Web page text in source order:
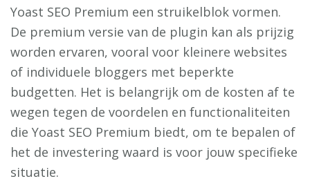
Yoast SEO Premium een struikelblok vormen.
De premium versie van de plugin kan als prijzig
worden ervaren, vooral voor kleinere websites
of individuele bloggers met beperkte
budgetten. Het is belangrijk om de kosten af te
wegen tegen de voordelen en functionaliteiten
die Yoast SEO Premium biedt, om te bepalen of
het de investering waard is voor jouw specifieke
situatie.